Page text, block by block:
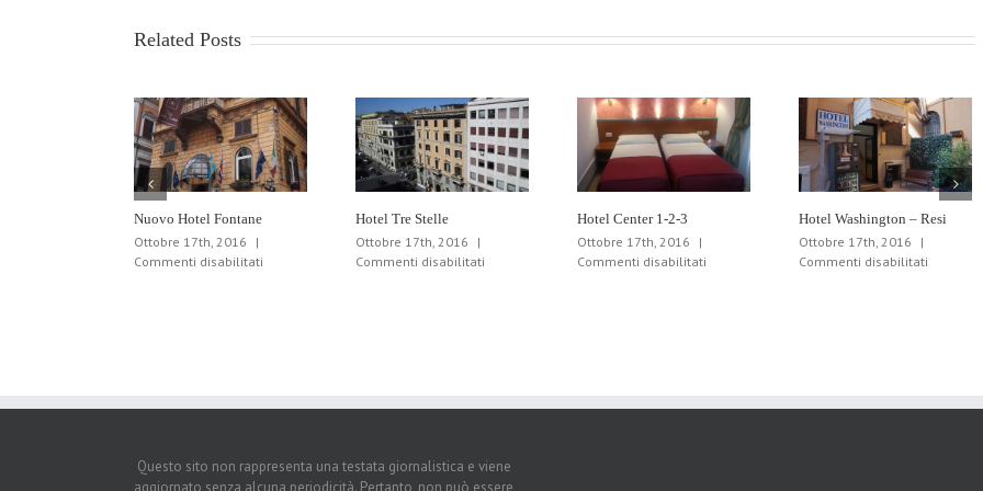
Related Posts
Nuovo Hotel Fontane
Ottobre 17th, 2016
|
Commenti disabilitati
Hotel Tre Stelle
Ottobre 17th, 2016
|
Commenti disabilitati
Hotel Center 1-2-3
Ottobre 17th, 2016
|
Commenti disabilitati
Hotel Washington – Resi
Ottobre 17th, 2016
|
Commenti disabilitati
Questo sito non rappresenta una testata giornalistica e viene
aggiornato senza alcuna periodicità. Pertanto, non può essere